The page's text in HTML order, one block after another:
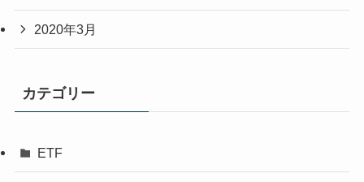
2020年3月
カテゴリー
ETF